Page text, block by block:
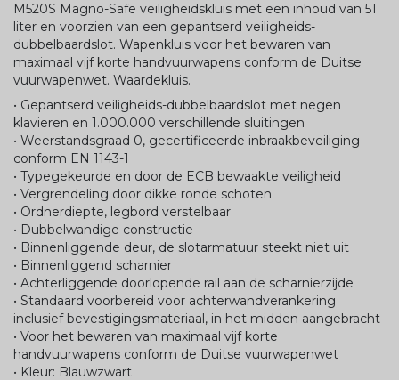
M520S Magno-Safe veiligheidskluis met een inhoud van 51
liter en voorzien van een gepantserd veiligheids-
dubbelbaardslot. Wapenkluis voor het bewaren van
maximaal vijf korte handvuurwapens conform de Duitse
vuurwapenwet. Waardekluis.
• Gepantserd veiligheids-dubbelbaardslot met negen
klavieren en 1.000.000 verschillende sluitingen
• Weerstandsgraad 0, gecertificeerde inbraakbeveiliging
conform EN 1143-1
• Typegekeurde en door de ECB bewaakte veiligheid
• Vergrendeling door dikke ronde schoten
• Ordnerdiepte, legbord verstelbaar
• Dubbelwandige constructie
• Binnenliggende deur, de slotarmatuur steekt niet uit
• Binnenliggend scharnier
• Achterliggende doorlopende rail aan de scharnierzijde
• Standaard voorbereid voor achterwandverankering
inclusief bevestigingsmateriaal, in het midden aangebracht
• Voor het bewaren van maximaal vijf korte
handvuurwapens conform de Duitse vuurwapenwet
• Kleur: Blauwzwart